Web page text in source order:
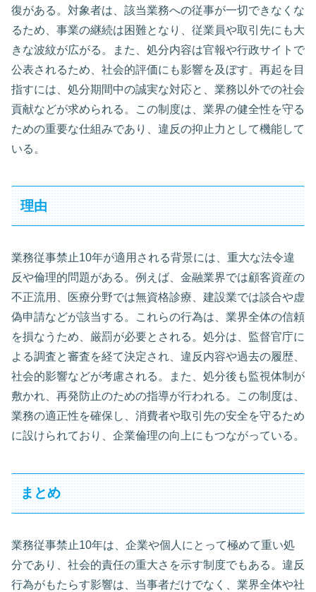
復がある。対象者は、該当業務への従事が一切できなくな
るため、事業の継続は困難となり、従業員や取引先にも大
きな波紋が広がる。また、処分内容は官報や行政サイトで
公表されるため、社会的評価にも影響を及ぼす。再起を目
指すには、処分期間中の誠実な対応と、業務以外での社会
貢献などが求められる。この制度は、業界の健全性を守る
ための重要な仕組みであり、違反の抑止力として機能して
いる。
理由
業務従事禁止10年が適用される背景には、重大な法令違
反や倫理的問題がある。例えば、金融業界では顧客資産の
不正流用、医療分野では無資格診療、建設業では談合や虚
偽申請などが該当する。これらの行為は、業界全体の信頼
を損なうため、厳罰が必要とされる。処分は、監督官庁に
よる調査と審査を経て決定され、違反内容や過去の履歴、
社会的影響などが考慮される。また、処分後も監視体制が
敷かれ、再発防止のための指導が行われる。この制度は、
業務の適正性を確保し、消費者や取引先の安全を守るため
に設けられており、企業倫理の向上にもつながっている。
まとめ
業務従事禁止10年は、企業や個人にとって極めて重い処
分であり、社会的責任の重大さを示す制度でもある。違反
行為がもたらす影響は、当事者だけでなく、業界全体や社